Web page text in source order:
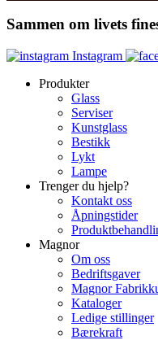
Sammen om livets
Instagram
Produkter
Glass
Serviser
Kunstglass
Bestikk
Lykt
Lampe
Trenger du hjelp?
Kontakt oss
Åpningstider
Magnor
Om oss
Bedriftsgaver
Magnor
Kataloger
Ledige stillinger
Bærekraft